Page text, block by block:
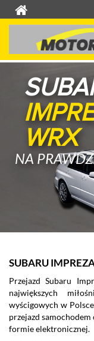
WRX
NA
SUBARU
Przejazd Subaru
największych
wyścigowych w
przejazd
formie elektronicznej.